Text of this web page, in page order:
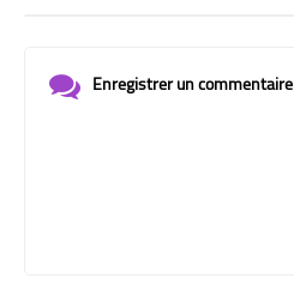
Enregistrer un commentaire